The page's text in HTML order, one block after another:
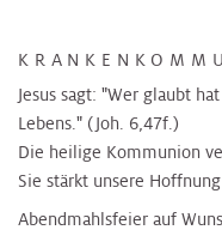
Jesus sagt: "Wer glaubt
Lebens." (Joh. 6,47f.)
Die heilige Kommunion
Sie stärkt unsere
Abendmahlsfeier auf